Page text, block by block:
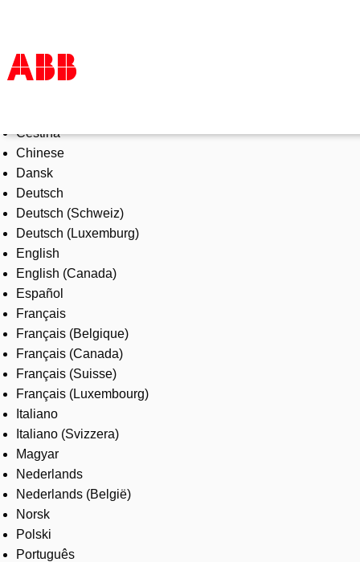
Products & Solutions
Industries
Services
About us
Where to buy
Contact us
Careers
Čeština
Chinese
Dansk
Deutsch
Deutsch (Schweiz)
Deutsch (Luxemburg)
English
English (Canada)
Español
Français
Français (Belgique)
Français (Canada)
Français (Suisse)
Français (Luxembourg)
Italiano
Italiano (Svizzera)
Magyar
Nederlands
Nederlands (België)
Norsk
Polski
Português